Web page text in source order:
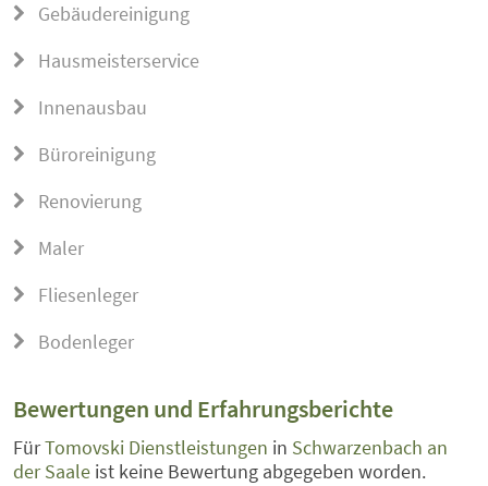
Gebäudereinigung
Hausmeisterservice
Innenausbau
Büroreinigung
Renovierung
Maler
Fliesenleger
Bodenleger
Bewertungen und Erfahrungsberichte
FürTomovski Dienstleistungen in Schwarzenbach an
der Saale ist keine Bewertung abgegeben worden.